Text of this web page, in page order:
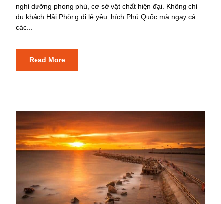
nghỉ dưỡng phong phú, cơ sở vật chất hiện đại. Không chỉ
du khách Hải Phòng đi lẻ yêu thích Phú Quốc mà ngay cả
các...
Read More